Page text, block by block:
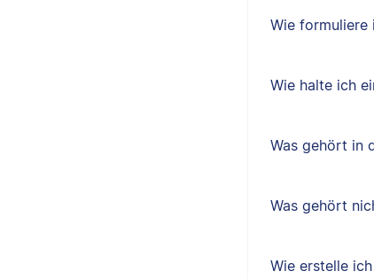
Wie formuliere
Wie halte ich
Was gehört in
Was gehört
Wie erstelle